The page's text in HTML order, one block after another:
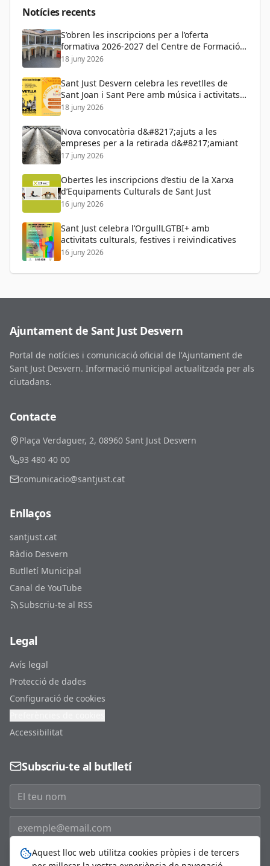
Notícies recents
S’obren les inscripcions per a l’oferta
formativa 2026-2027 del Centre de Formació
de Persones Adultes
18 juny 2026
Sant Just Desvern celebra les revetlles de
Sant Joan i Sant Pere amb música i activitats
per a tots els públics
18 juny 2026
Nova convocatòria d&#8217;ajuts a les
empreses per a la retirada d&#8217;amiant
17 juny 2026
Obertes les inscripcions d’estiu de la Xarxa
d’Equipaments Culturals de Sant Just
16 juny 2026
Sant Just celebra l’OrgullLGTBI+ amb
activitats culturals, festives i reivindicatives
16 juny 2026
Ajuntament de Sant Just Desvern
Portal de notícies i comunicació oficial de l'Ajuntament de
Sant Just Desvern. Informació municipal actualitzada per als
ciutadans.
Contacte
Plaça Verdaguer, 2, 08960 Sant Just Desvern
93 480 40 00
comunicacio@santjust.cat
Enllaços
santjust.cat
Ràdio Desvern
Butlletí Municipal
Canal de YouTube
Subscriu-te al RSS
Legal
Avís legal
Protecció de dades
Configuració de cookies
Accessibilitat
Subscriu-te al butlletí
Subscriure'm
Aquest lloc web utilitza cookies pròpies i de tercers